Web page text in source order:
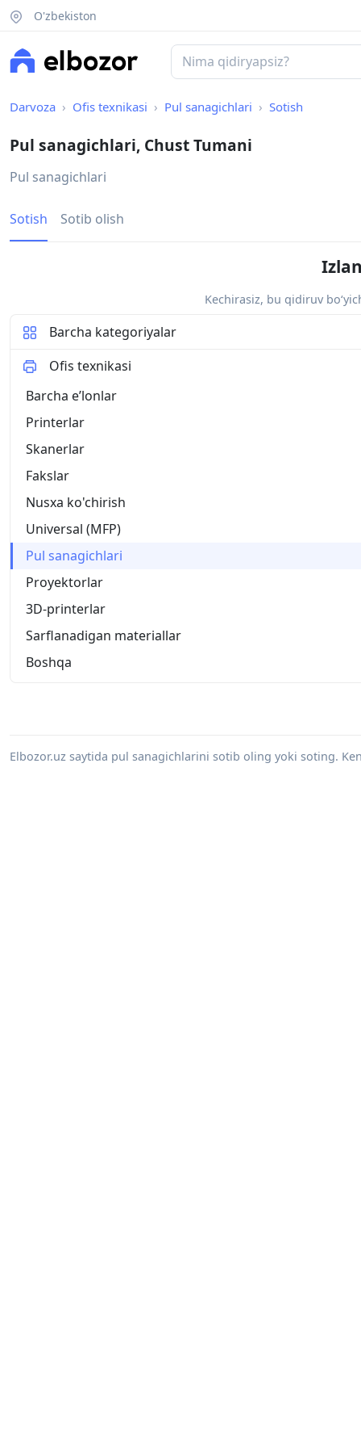
O'zbekiston
Darvoza Ofis texnikasi Pul sanagichlari Sotish
Pul sanagichlari, Chust Tumani
Pul sanagichlari
Sotish Sotib olish
Kechirasiz, bu qidiruv
Barcha kategoriyalar
Ofis texnikasi
Barcha eʼlonlar
Printerlar
Skanerlar
Fakslar
Nusxa ko'chirish
Universal (MFP)
Pul sanagichlari
Proyektorlar
3D-printerlar
Sarflanadigan materiallar
Boshqa
Elbozor.uz saytida pul sanagichlarini sotib oling yoki soting.